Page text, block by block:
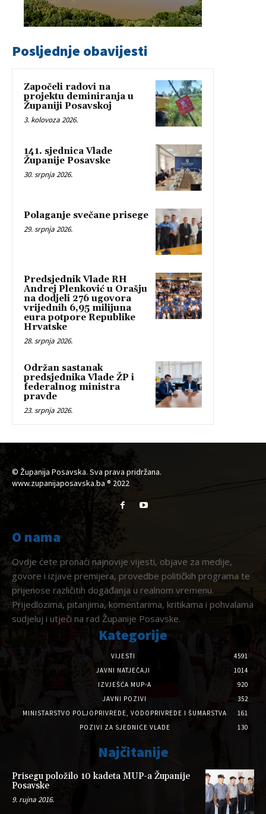
Posljednje obavijesti
Započeli radovi na
projektu deminiranja u
Županiji Posavskoj
3. kolovoza 2026.
141. sjednica Vlade
Županije Posavske
30. srpnja 2026.
Polaganje svečane prisege
29. srpnja 2026.
Predsjednik Vlade RH
Andrej Plenković u Orašju
na dodjeli 276 ugovora
vrijednih 6,95 milijuna
eura potpore Republike
Hrvatske
28. srpnja 2026.
Održan sastanak
predsjednika Vlade ŽP i
federalnog ministra
pravde
23. srpnja 2026.
© Županija Posavska. Sva prava pridržana.
www.zupanijaposavska.ba ® 2022
O nama
Ovdje ćete pronaći najnovije vijesti, objave za medije,
govore i izjave premijera, provedbe političkih programa te
prijenose različitih događanja u realnom vremenu.
Prijedlozima, pitanjima, komentarima, kritikama i pohvalama
sudjeluj i utječi na rad Županije Posavske.
Kategorije
VIJESTI
4591
JAVNI NATJEČAJI
1014
IZVJEŠĆA MUP-A
920
JAVNI POZIVI
352
MINISTARSTVO POLJOPRIVREDE, VODOPRIVREDE I ŠUMARSTVA
161
POZIVI ZA SJEDNICE VLADE
130
Najčitanije
Prisegu položilo 10 kadeta MUP-a Županije
Posavske
9. rujna 2016.